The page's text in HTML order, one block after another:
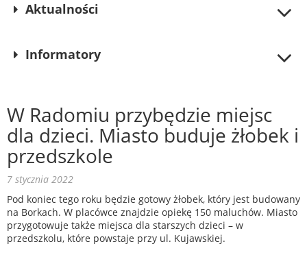
Aktualności
Informatory
W Radomiu przybędzie miejsc
dla dzieci. Miasto buduje żłobek i
przedszkole
7 stycznia 2022
Pod koniec tego roku będzie gotowy żłobek, który jest budowany
na Borkach. W placówce znajdzie opiekę 150 maluchów. Miasto
przygotowuje także miejsca dla starszych dzieci – w
przedszkolu, które powstaje przy ul. Kujawskiej.